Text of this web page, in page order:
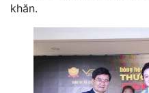
khăn.